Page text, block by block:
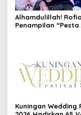
Alhamdulillah!
Penampilan “Pesta
Kuningan Wedding